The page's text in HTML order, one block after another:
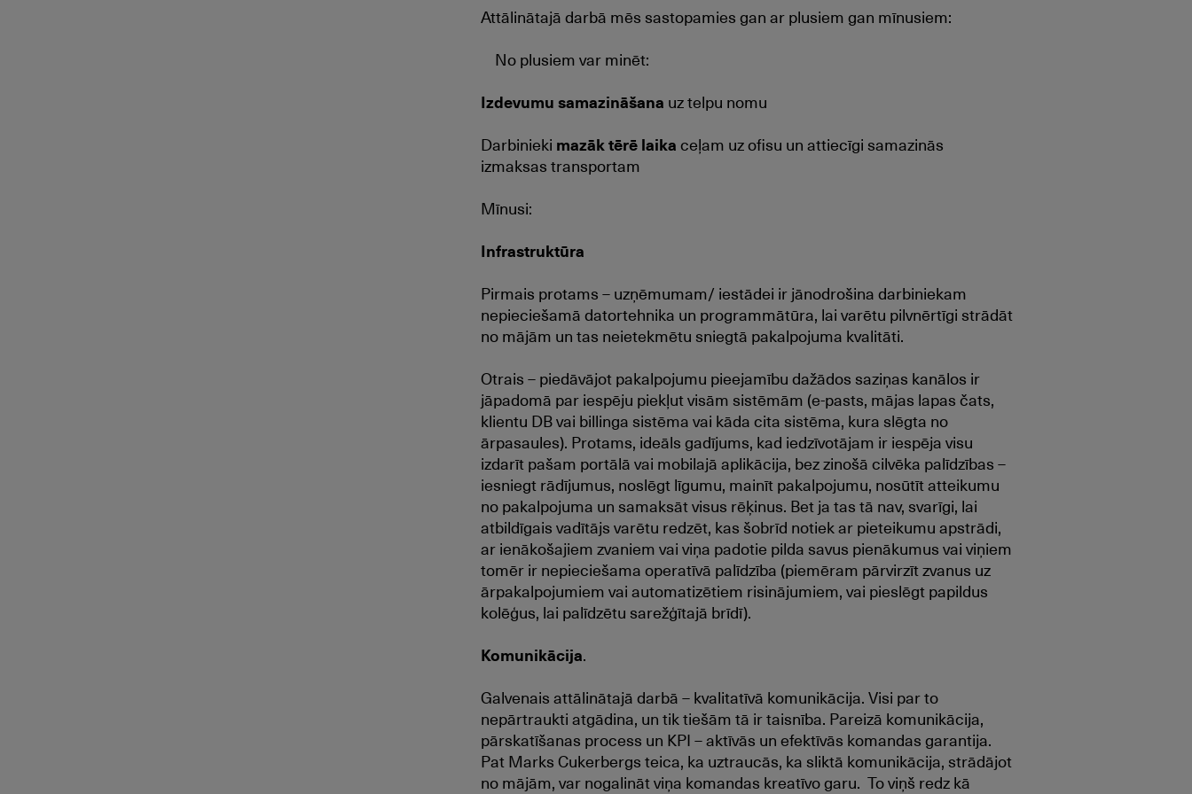
Attālinātajā darbā mēs sastopamies gan ar plusiem gan mīnusiem:
No plusiem var minēt:
Izdevumu samazināšana uz telpu nomu
Darbinieki mazāk tērē laikaceļam uz ofisu un attiecīgi samazinās
izmaksas transportam
Mīnusi:
Infrastruktūra
Pirmais protams – uzņēmumam/ iestādei ir jānodrošina darbiniekam
nepieciešamā datortehnika un programmātūra, lai varētu pilvnērtīgi strādāt
no mājām un tas neietekmētu sniegtā pakalpojuma kvalitāti.
Otrais – piedāvājot pakalpojumu pieejamību dažādos saziņas kanālos ir
jāpadomā par iespēju piekļut visām sistēmām (e-pasts, mājas lapas čats,
klientu DB vai billinga sistēma vai kāda cita sistēma, kura slēgta no
ārpasaules). Protams, ideāls gadījums, kad iedzīvotājam ir iespēja visu
izdarīt pašam portālā vai mobilajā aplikācija, bez zinošā cilvēka palīdzības –
iesniegt rādījumus, noslēgt līgumu, mainīt pakalpojumu, nosūtīt atteikumu
no pakalpojuma un samaksāt visus rēķinus. Bet ja tas tā nav, svarīgi, lai
atbildīgais vadītājs varētu redzēt, kas šobrīd notiek ar pieteikumu apstrādi,
ar ienākošajiem zvaniem vai viņa padotie pilda savus pienākumus vai viņiem
tomēr ir nepieciešama operatīvā palīdzība (piemēram pārvirzīt zvanus uz
ārpakalpojumiem vai automatizētiem risinājumiem, vai pieslēgt papildus
kolēģus, lai palīdzētu sarežģītajā brīdī).
Komunikācija.
Galvenais attālinātajā darbā – kvalitatīvā komunikācija. Visi par to
nepārtraukti atgādina, un tik tiešām tā ir taisnība. Pareizā komunikācija,
pārskatīšanas process un KPI – aktīvās un efektīvās komandas garantija.
Pat Marks Cukerbergs teica, ka uztraucās, ka sliktā komunikācija, strādājot
no mājām, var nogalināt viņa komandas kreatīvo garu. To viņš redz kā